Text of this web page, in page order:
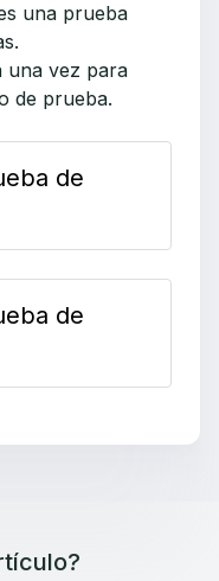
una prueba
una vez para
de prueba.
de
de